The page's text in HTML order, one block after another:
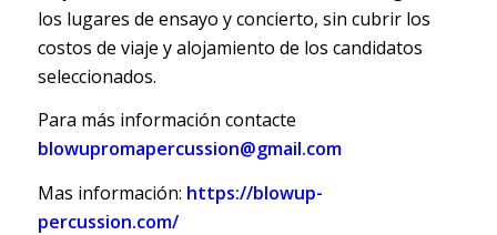
los lugares de ensayo y concierto, sin cubrir los
costos de viaje y alojamiento de los candidatos
seleccionados.
Para más información contacte
blowupromapercussion@gmail.com
Mas información: https://blowup-
percussion.com/